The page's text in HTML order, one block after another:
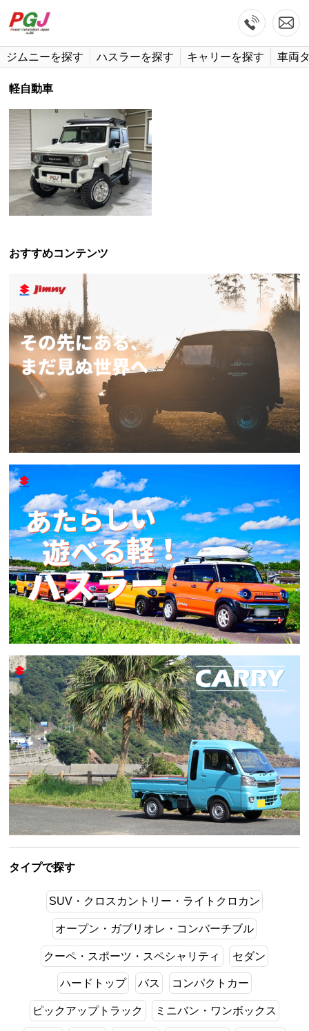
ジムニーを探す ハスラーを探す キャリーを探す 車両
軽自動車
おすすめコンテンツ
タイプで探す
SUV・クロスカントリー・ライトクロカン
オープン・ガブリオレ・コンバーチブル
クーペ・スポーツ・スペシャリティ セダン
ハードトップ バス コンパクトカー
ピックアップトラック ミニバン・ワンボックス